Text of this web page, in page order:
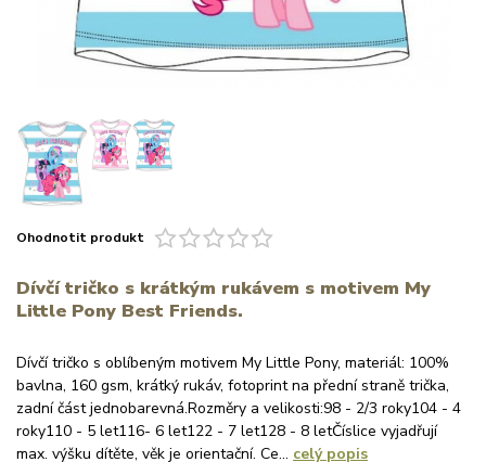
Ohodnotit produkt
Dívčí tričko s krátkým rukávem s motivem My
Little Pony Best Friends.
Dívčí tričko s oblíbeným motivem My Little Pony, materiál: 100%
bavlna, 160 gsm, krátký rukáv, fotoprint na přední straně trička,
zadní část jednobarevná.Rozměry a velikosti:98 - 2/3 roky104 - 4
roky110 - 5 let116- 6 let122 - 7 let128 - 8 letČíslice vyjadřují
max. výšku dítěte, věk je orientační. Ce... celý popis